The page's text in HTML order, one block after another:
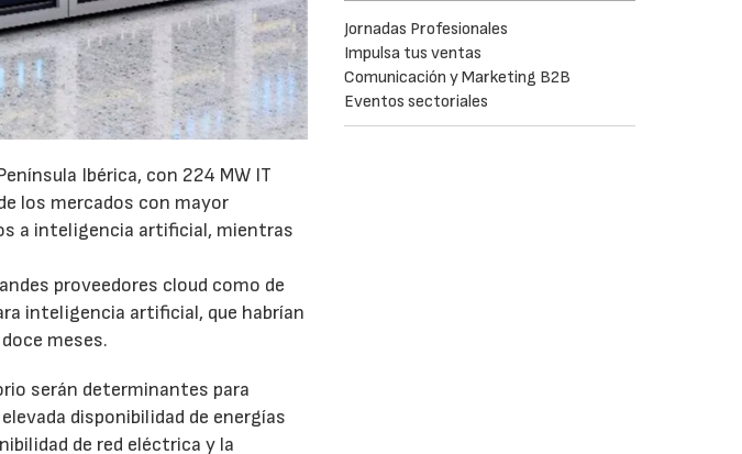
Ibérica, con 224 MW IT
los mercados con mayor
a inteligencia artificial, mientras
proveedores cloud como de
inteligencia artificial, que habrían
meses.
serán determinantes para
disponibilidad de energías
de red eléctrica y la
Jornadas Profesionales
Impulsa tus ventas
Comunicación y Marketing B2B
Eventos sectoriales